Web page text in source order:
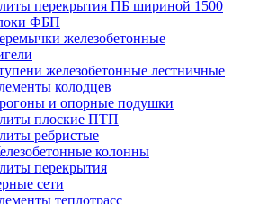
перекрытия ПБ шириной 1500
ФБП
железобетонные
железобетонные лестничные
колодцев
и опорные подушки
плоские ПТП
ребристые
колонны
перекрытия
сети
теплотрасс